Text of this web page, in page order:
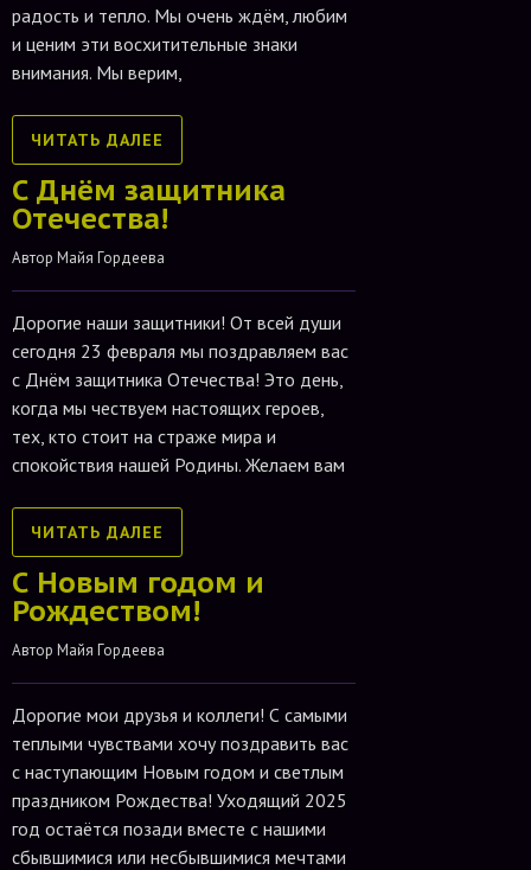
радость и тепло. Мы очень ждём, любим
и ценим эти восхитительные знаки
внимания. Мы верим,
ЧИТАТЬ ДАЛЕЕ
С Днём защитника
Отечества!
Автор Майя Гордеева
Дорогие наши защитники! От всей души
сегодня 23 февраля мы поздравляем вас
с Днём защитника Отечества! Это день,
когда мы чествуем настоящих героев,
тех, кто стоит на страже мира и
спокойствия нашей Родины. Желаем вам
ЧИТАТЬ ДАЛЕЕ
С Новым годом и
Рождеством!
Автор Майя Гордеева
Дорогие мои друзья и коллеги! С самыми
теплыми чувствами хочу поздравить вас
с наступающим Новым годом и светлым
праздником Рождества! Уходящий 2025
год остаётся позади вместе с нашими
сбывшимися или несбывшимися мечтами